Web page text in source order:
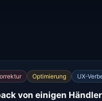
Optimierung UX-
von einigen